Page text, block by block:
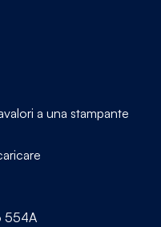
a una stampante
554A